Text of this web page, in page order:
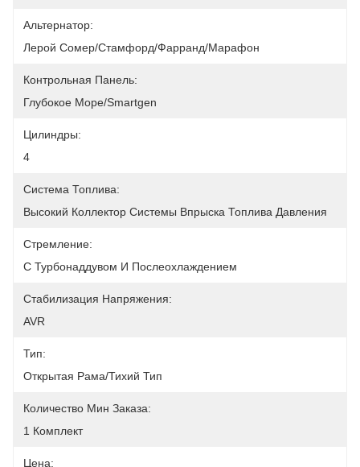
Альтернатор:
Лерой Сомер/Стамфорд/Фарранд/Марафон
Контрольная Панель:
Глубокое Море/Smartgen
Цилиндры:
4
Система Топлива:
Высокий Коллектор Системы Впрыска Топлива Давления
Стремление:
С Турбонаддувом И Послеохлаждением
Стабилизация Напряжения:
AVR
Тип:
Открытая Рама/Тихий Тип
Количество Мин Заказа:
1 Комплект
Цена: